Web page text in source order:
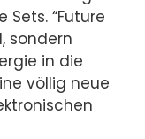
“Future
sondern
in die
völlig neue